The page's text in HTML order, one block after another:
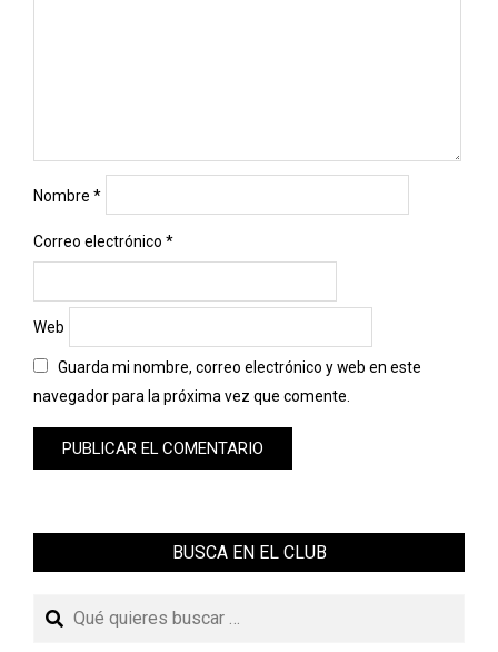
Nombre *
Correo electrónico *
Web
Guarda mi nombre, correo electrónico y web en este
navegador para la próxima vez que comente.
BUSCA EN EL CLUB
Buscar